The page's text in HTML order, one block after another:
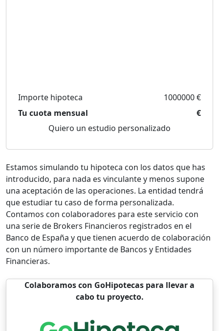
Importe hipoteca
1000000 €
Tu cuota mensual
€
Quiero un estudio personalizado
Estamos simulando tu hipoteca con los datos que has
introducido, para nada es vinculante y menos supone
una aceptación de las operaciones. La entidad tendrá
que estudiar tu caso de forma personalizada.
Contamos con colaboradores para este servicio con
una serie de Brokers Financieros registrados en el
Banco de España y que tienen acuerdo de colaboración
con un número importante de Bancos y Entidades
Financieras.
Colaboramos con GoHipotecas para llevar a
cabo tu proyecto.